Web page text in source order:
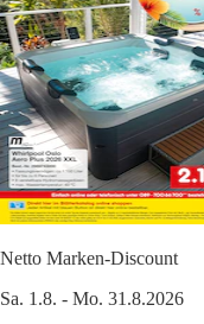
Netto Marken-Discount
Sa. 1.8. - Mo. 31.8.2026